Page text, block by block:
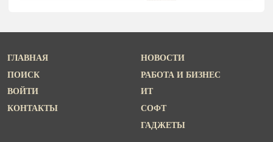
ГЛАВНАЯ
ПОИСК
ВОЙТИ
КОНТАКТЫ
НОВОСТИ
РАБОТА И БИЗНЕС
ИТ
СОФТ
ГАДЖЕТЫ